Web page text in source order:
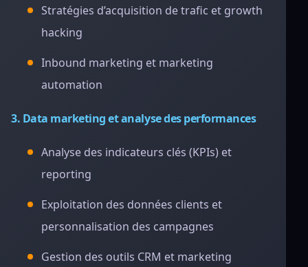
Stratégies d’acquisition de trafic et growth
hacking
Inbound marketing et marketing
automation
3. Data marketing et analyse des performances
Analyse des indicateurs clés (KPIs) et
reporting
Exploitation des données clients et
personnalisation des campagnes
Gestion des outils CRM et marketing